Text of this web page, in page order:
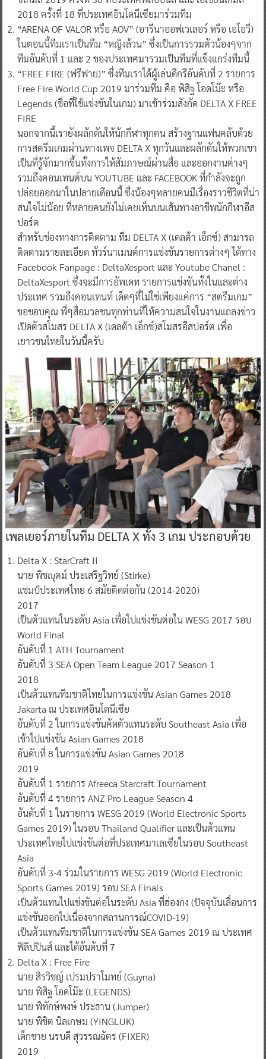
2018 ครั้งที่ 18 ที่ประเทศอินโดนีเซียมาร่วมทีม
“ARENA OF VALOR หรือ AOV” (อารีนาออฟเวเลอร์ หรือ เอโอวี)
ในตอนนี้ทีมเราเป็นทีม “หญิงล้วน” ซึ่งเป็นการรวมตัวน้องๆจาก
ทีมอันดับที่ 1 และ 2 ของประเทศมารวมเป็นทีมที่แข็งแกร่งทีมนี้
“FREE FIRE (ฟรีฟาย)” ซึ่งทีมเราได้ผู้เล่นดีกรีอันดับที่ 2 รายการ
Free Fire World Cup 2019 มาร่วมทีม คือ พิสิฐ โอดโม๊ะ หรือ
Legends (ชื่อที่ใช้แข่งขันในเกม) มาเข้าร่วมสังกัด DELTA X FREE
FIRE
นอกจากนี้เรายังผลักดันให้นักกีฬาทุกคน สร้างฐานแฟนคลับด้วย
การสตรีมเกมผ่านทางเพจ DELTA X ทุกวันและผลักดันให้พวกเขา
เป็นที่รู้จักมากขึ้นทั้งการให้สัมภาษณ์ผ่านสื่อ และออกงานต่างๆ
รวมถึงคอนเทนต์บน YOUTUBE และ FACEBOOK ที่กำลังจะถูก
ปล่อยออกมาในปลายเดือนนี้ ซึ่งน้องๆหลายคนมีเรื่องราวชีวิตที่น่า
สนใจไม่น้อย ที่หลายคนยังไม่เคยเห็นบนเส้นทางอาชีพนักกีฬาอีส
ปอร์ต
สำหรับช่องทางการติดตาม ทีม DELTA X (เดลต้า เอ็กซ์) สามารถ
ติดตามรายละเอียด ทัวร์นาเมนต์การแข่งขันรายการต่างๆ ได้ทาง
Facebook Fanpage : DeltaXesport และ Youtube Chanel :
DeltaXesport ซึ่งจะมีการอัพเดท รายการแข่งขันทั้งในและต่าง
ประเทศ รวมถึงคอนเทนท์ เด็ดๆที่ไม่ใช่เพียงแค่การ “สตรีมเกม”
ขอขอบคุณ พี่ๆสื่อมวลชนทุกท่านที่ให้ความสนใจในงานแถลงข่าว
เปิดตัวสโมสร DELTA X (เดลต้า เอ็กซ์)สโมสรอีสปอร์ต เพื่อ
เยาวชนไทยในวันนี้ครับ
เพลเยอร์ภายในทีม DELTA X ทั้ง 3 เกม ประกอบด้วย
Delta X : StarCraft II
นาย พิชญุตม์ ประเสริฐวิทย์ (Stirke)
แชมป์ประเทศไทย 6 สมัยติดต่อกัน (2014-2020)
2017
เป็นตัวแทนในระดับ Asia เพื่อไปแข่งขันต่อใน WESG 2017 รอบ
World Final
อันดับที่ 1 ATH Tournament
อันดับที่ 3 SEA Open Team League 2017 Season 1
2018
เป็นตัวแทนทีมชาติไทยในการแข่งขัน Asian Games 2018
Jakarta ณ ประเทศอินโดนีเซีย
อันดับที่ 2 ในการแข่งขันคัดตัวแทนระดับ Southeast Asia เพื่อ
เข้าไปแข่งขัน Asian Games 2018
อันดับที่ 8 ในการแข่งขัน Asian Games 2018
2019
อันดับที่ 1 รายการ Afreeca Starcraft Tournament
อันดับที่ 4 รายการ ANZ Pro League Season 4
อันดับที่ 1 ในรายการ WESG 2019 (World Electronic Sports
Games 2019) ในรอบ Thailand Qualifier และเป็นตัวแทน
ประเทศไทยไปแข่งขันต่อที่ประเทศมาเลเซียในรอบ Southeast
Asia
อันดับที่ 3-4 ร่วมในรายการ WESG 2019 (World Electronic
Sports Games 2019) รอบ SEA Finals
เป็นตัวแทนไปแข่งขันต่อในระดับ Asia ที่ฮ่องกง (ปัจจุบันเลื่อนการ
แข่งขันออกไปเนื่องจากสถานการณ์COVID-19)
เป็นตัวแทนทีมชาติในการแข่งขัน SEA Games 2019 ณ ประเทศ
ฟิลิปปินส์ และได้อันดับที่ 7
Delta X : Free Fire
นาย สิรวิชญ์ เปรมปราโมทย์ (Guyna)
นาย พิสิฐ โอดโม๊ะ (LEGENDS)
นาย พิทักษ์พงษ์ ประธาน (Jumper)
นาย พิชิต นิลเกษม (YINGLUK)
เด็กชาย นรบดี สุวรรณฉัตร (FIXER)
2019